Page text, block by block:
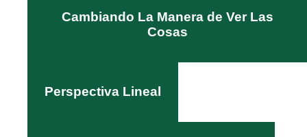
Cambiando La Manera de Ver Las
Cosas
Perspectiva Lineal